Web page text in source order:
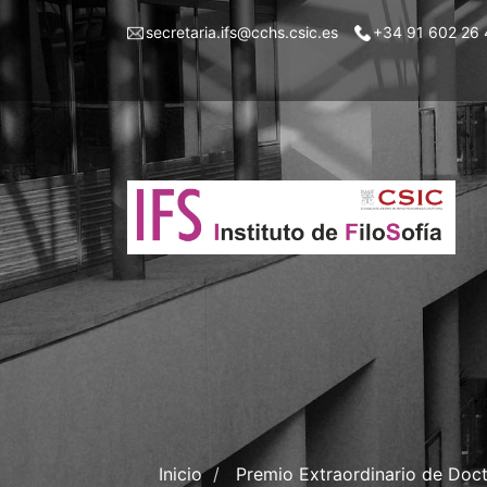
Pasar
contenido
principal
Menu
left
ifs
secretaria.ifs@cchs.csic.es +34 91 602 26
Inicio Premio Extraordinario de